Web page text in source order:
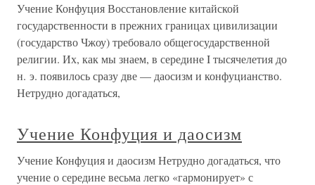
Учение Конфуция Восстановление китайской
государственности в прежних границах цивилизации
(государство Чжоу) требовало общегосударственной
религии. Их, как мы знаем, в середине I тысячелетия до
н. э. появилось сразу две — даосизм и конфуцианство.
Нетрудно догадаться,
Учение Конфуция и даосизм
Учение Конфуция и даосизм Нетрудно догадаться, что
учение о середине весьма легко «гармонирует» с